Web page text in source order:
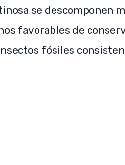
se descomponen
favorables de
fósiles